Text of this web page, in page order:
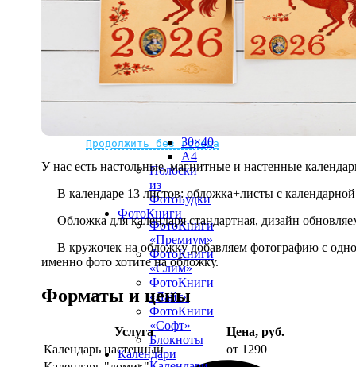
Продолжить без города
рамке
10х10
10×15
13×18
15×15
15×20
20×20
30×40
A4
Полоски
из
ФотоБудки
ФотоКниги
ФотоКниги
«Премиум»
ФотоКниги
«Слим»
ФотоКниги
«Лайт»
ФотоКниги
«Софт»
Блокноты
Календари
У нас есть настольные, магнитные и настенные
— В календаре 13 листов: обложка+листы с календарной
— Обложка для календаря стандартная, дизайн
— В кружочек на обложку добавляем фотографию с
именно фото хотите на обложку.
Форматы и цены
Услуга
Цена, руб.
Календарь настенный
от 1290